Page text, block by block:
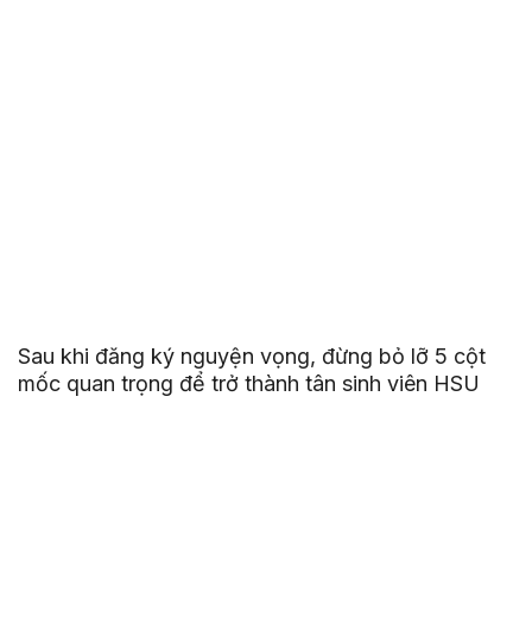
Sau khi đăng ký nguyện vọng, đừng bỏ lỡ 5 cột
mốc quan trọng để trở thành tân sinh viên HSU